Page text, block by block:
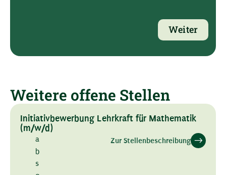
Weiter
Weitere offene Stellen
Initiativbewerbung Lehrkraft für Mathematik
(m/w/d)
a
b
s
Zur Stellenbeschreibung